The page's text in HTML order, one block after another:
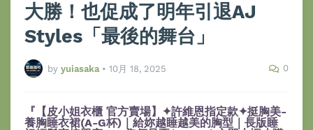
大勝！也促成了明年引退AJ
Styles「最後的舞台」
by yuiasaka • 10月 18, 2025 0
『【皮小姐衣櫃 官方賣場】✦許維恩指定款✦挺胸美-
養胸睡衣裙(A-G杯)｜給妳越睡越美的胸型｜長版睡